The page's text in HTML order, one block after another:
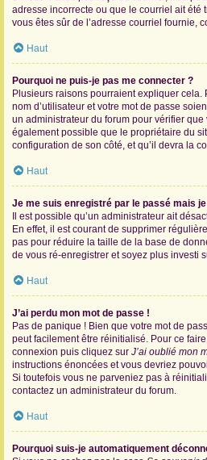
adresse incorrecte ou que le courriel ait été
vous êtes sûr de l’adresse courriel fournie,
Haut
Pourquoi ne puis-je pas me connecter ?
Plusieurs raisons pourraient expliquer cela.
nom d’utilisateur et votre mot de passe
un administrateur du forum pour vérifier que
également possible que le propriétaire du
configuration de son côté, et qu’il devra la
Haut
Je me suis enregistré par le passé mais
Il est possible qu’un administrateur ait
En effet, il est courant de supprimer
pas pour réduire la taille de la base de
de vous ré-enregistrer et soyez plus investi
Haut
J’ai perdu mon mot de passe !
Pas de panique ! Bien que votre mot de
peut facilement être réinitialisé. Pour ce
connexion puis cliquez sur J’ai oublié mon
instructions énoncées et vous devriez
Si toutefois vous ne parveniez pas à
contactez un administrateur du forum.
Haut
Pourquoi suis-je automatiquement